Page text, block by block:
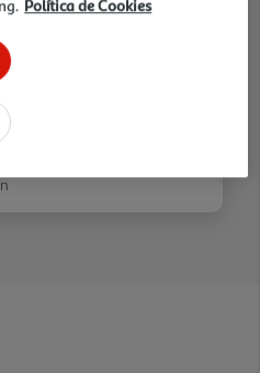
Política de Cookies